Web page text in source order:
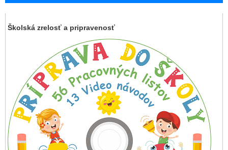
Školská zrelosť a pripravenosť